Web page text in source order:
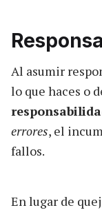
Al asumir
lo que haces o
errores, el
fallos.
En lugar de